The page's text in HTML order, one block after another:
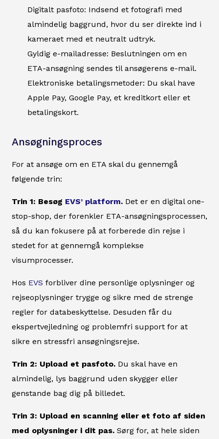
Digitalt pasfoto: Indsend et fotografi med
almindelig baggrund, hvor du ser direkte ind i
kameraet med et neutralt udtryk.
Gyldig e-mailadresse: Beslutningen om en
ETA-ansøgning sendes til ansøgerens e-mail.
Elektroniske betalingsmetoder: Du skal have
Apple Pay, Google Pay, et kreditkort eller et
betalingskort.
Ansøgningsproces
For at ansøge om en ETA skal du gennemgå
følgende trin:
Trin 1: Besøg EVS’ platform. Det er en digital one-
stop-shop, der forenkler ETA-ansøgningsprocessen,
så du kan fokusere på at forberede din rejse i
stedet for at gennemgå komplekse
visumprocesser.
Hos EVS forbliver dine personlige oplysninger og
rejseoplysninger trygge og sikre med de strenge
regler for databeskyttelse. Desuden får du
ekspertvejledning og problemfri support for at
sikre en stressfri ansøgningsrejse.
Trin 2: Upload et pasfoto. Du skal have en
almindelig, lys baggrund uden skygger eller
genstande bag dig på billedet.
Trin 3: Upload en scanning eller et foto af siden
med oplysninger i dit pas. Sørg for, at hele siden